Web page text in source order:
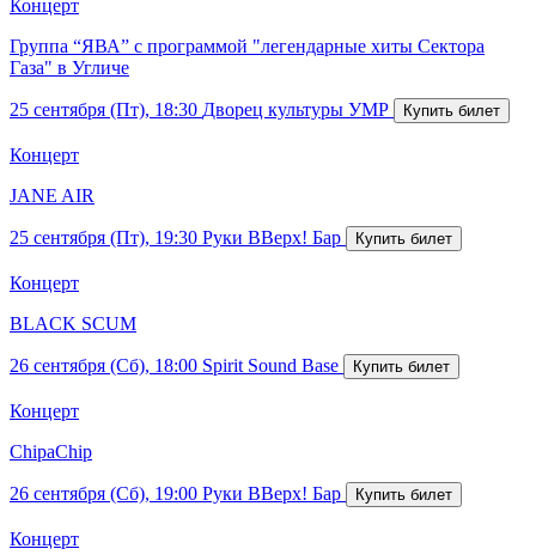
Концерт
Группа “ЯВА” с программой "легендарные хиты Сектора
Газа" в Угличе
25 сентября (Пт), 18:30 Дворец культуры УМР
Концерт
JANE AIR
25 сентября (Пт), 19:30 Руки ВВерх! Бар
Концерт
BLACK SCUM
26 сентября (Сб), 18:00 Spirit Sound Base
Концерт
ChipaChip
26 сентября (Сб), 19:00 Руки ВВерх! Бар
Концерт